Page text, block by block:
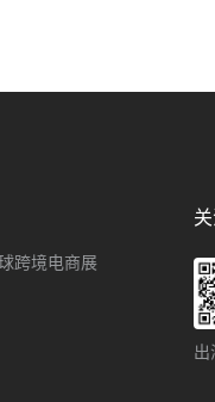
跨境电商展
关
出